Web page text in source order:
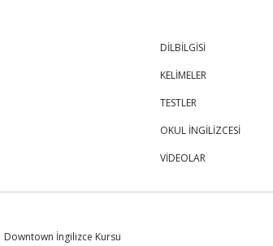
DİLBİLGİSİ
KELİMELER
TESTLER
OKUL İNGİLİZCESİ
VİDEOLAR
Downtown İngilizce Kursu